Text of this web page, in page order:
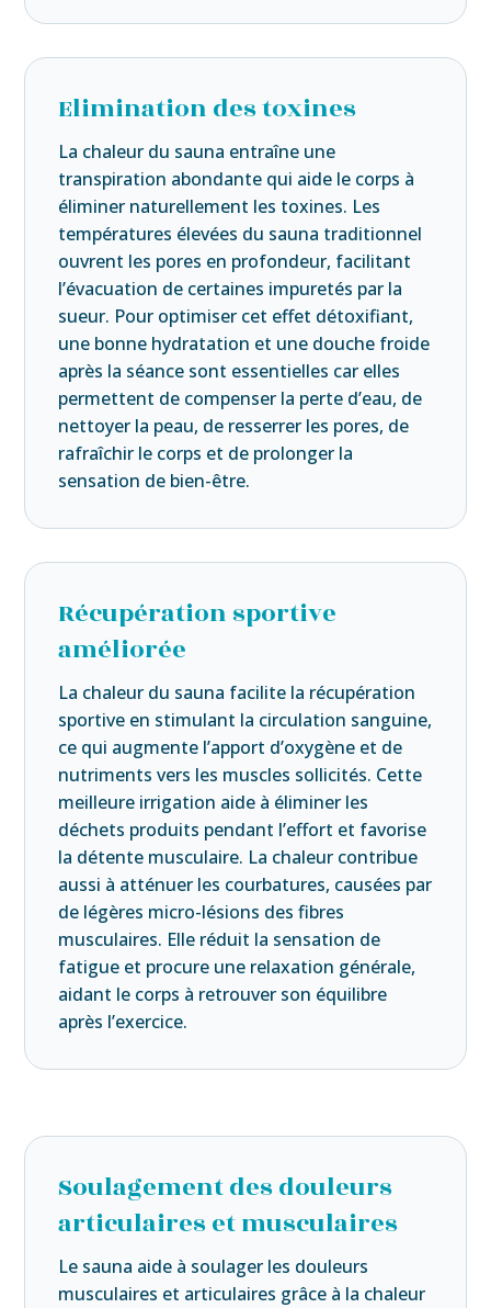
Elimination des toxines
La chaleur du sauna entraîne une
transpiration abondante qui aide le corps à
éliminer naturellement les toxines. Les
températures élevées du sauna traditionnel
ouvrent les pores en profondeur, facilitant
l’évacuation de certaines impuretés par la
sueur. Pour optimiser cet effet détoxifiant,
une bonne hydratation et une douche froide
après la séance sont essentielles car elles
permettent de compenser la perte d’eau, de
nettoyer la peau, de resserrer les pores, de
rafraîchir le corps et de prolonger la
sensation de bien-être.
Récupération sportive
améliorée
La chaleur du sauna facilite la récupération
sportive en stimulant la circulation sanguine,
ce qui augmente l’apport d’oxygène et de
nutriments vers les muscles sollicités. Cette
meilleure irrigation aide à éliminer les
déchets produits pendant l’effort et favorise
la détente musculaire. La chaleur contribue
aussi à atténuer les courbatures, causées par
de légères micro-lésions des fibres
musculaires. Elle réduit la sensation de
fatigue et procure une relaxation générale,
aidant le corps à retrouver son équilibre
après l’exercice.
Soulagement des douleurs
articulaires et musculaires
Le sauna aide à soulager les douleurs
musculaires et articulaires grâce à la chaleur